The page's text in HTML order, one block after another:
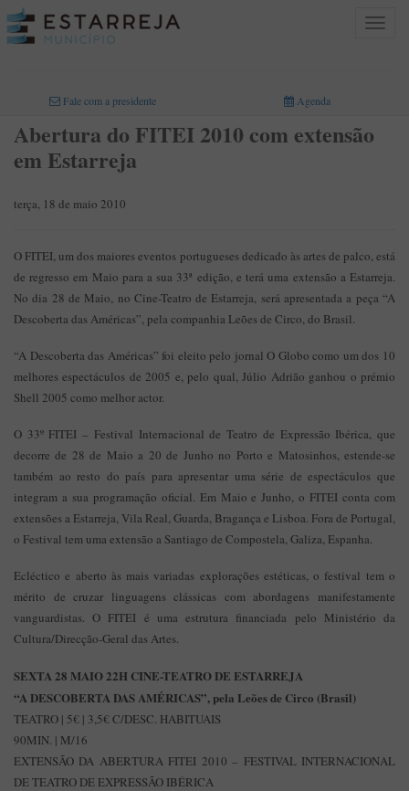
Toggle
Fale com a presidente Agenda
Abertura do FITEI 2010 com extensão
em Estarreja
terça, 18 de maio 2010
O FITEI, um dos maiores eventos portugueses dedicado às artes de palco, está
de regresso em Maio para a sua 33ª edição, e terá uma extensão a Estarreja.
No dia 28 de Maio, no Cine-Teatro de Estarreja, será apresentada a peça “A
Descoberta das Américas”, pela companhia Leões de Circo, do Brasil.
“A Descoberta das Américas” foi eleito pelo jornal O Globo como um dos 10
melhores espectáculos de 2005 e, pelo qual, Júlio Adrião ganhou o prémio
Shell 2005 como melhor actor.
O 33º FITEI – Festival Internacional de Teatro de Expressão Ibérica, que
decorre de 28 de Maio a 20 de Junho no Porto e Matosinhos, estende-se
também ao resto do país para apresentar uma série de espectáculos que
integram a sua programação oficial. Em Maio e Junho, o FITEI conta com
extensões a Estarreja, Vila Real, Guarda, Bragança e Lisboa. Fora de Portugal,
o Festival tem uma extensão a Santiago de Compostela, Galiza, Espanha.
Ecléctico e aberto às mais variadas explorações estéticas, o festival tem o
mérito de cruzar linguagens clássicas com abordagens manifestamente
vanguardistas. O FITEI é uma estrutura financiada pelo Ministério da
Cultura/Direcção-Geral das Artes.
SEXTA 28 MAIO 22H CINE-TEATRO DE ESTARREJA
“A DESCOBERTA DAS AMÉRICAS”, pela Leões de Circo (Brasil)
TEATRO | 5€ | 3,5€ C/DESC. HABITUAIS
90MIN. | M/16
EXTENSÃO DA ABERTURA FITEI 2010 – FESTIVAL INTERNACIONAL
DE TEATRO DE EXPRESSÃO IBÉRICA